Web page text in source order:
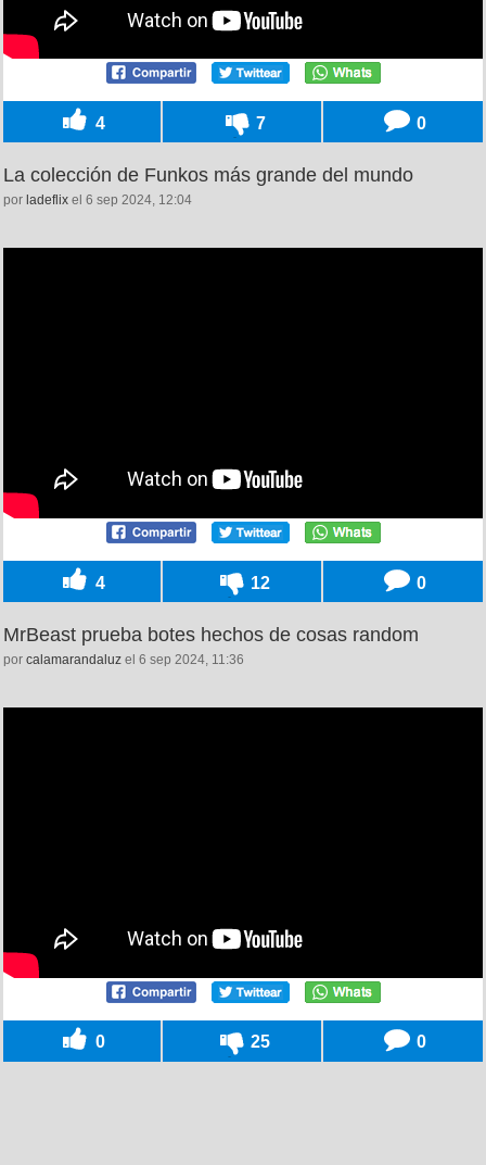
4 7 0
La colección de Funkos más grande del mundo
por ladeflix el 6 sep 2024, 12:04
4 12 0
MrBeast prueba botes hechos de cosas random
por calamarandaluz el 6 sep 2024, 11:36
0 25 0